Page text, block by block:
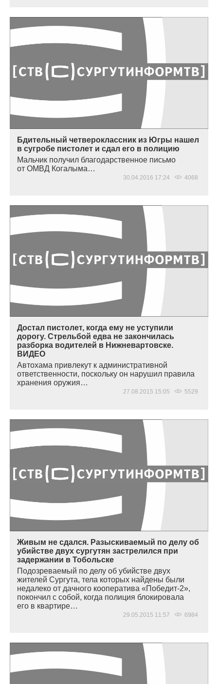
Бдительный четвероклассник из Югры нашел
в сугробе пистолет и сдал его в полицию
Мальчик получил благодарственное письмо
от ОМВД Когалыма…
30.04.2016 17:24 4068
Достал пистолет, когда ему не уступили
дорогу. Стрельбой едва не закончилась
разборка водителей в Нижневартовске.
ВИДЕО
Автохама привлекут к административной
ответственности, поскольку он нарушил правила
хранения оружия…
27.08.2015 15:05 5529
Живым не сдался. Разыскиваемый по делу об
убийстве двух сургутян застрелился при
задержании в Тобольске
Подозреваемый по делу об убийстве двух
жителей Сургута, тела которых найдены были
недалеко от дачного кооператива «Победит-2»,
покончил с собой, когда полиция блокировала
его в квартире…
29.05.2015 11:57 6984